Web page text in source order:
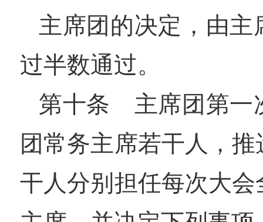
主席团的决定，由主
过半数通过。
第十条 主席团第一
团常务主席若干人，
干人分别担任每次大